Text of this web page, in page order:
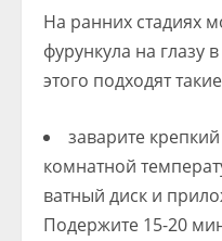
На ранних стадиях
фурункула на глазу
этого подходят
заварите
комнатной
ватный диск и
Подержите 15-20